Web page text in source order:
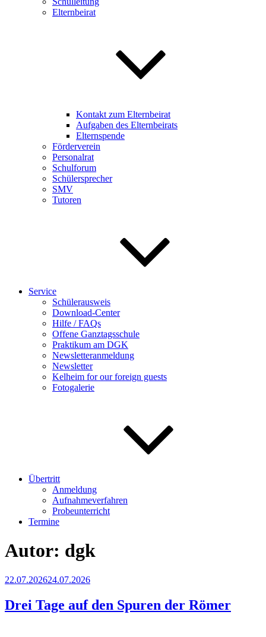
Elternbeirat
Kontakt zum Elternbeirat
Aufgaben des Elternbeirats
Elternspende
Förderverein
Personalrat
Schulforum
Schülersprecher
SMV
Tutoren
Service
Schülerausweis
Download-Center
Hilfe / FAQs
Offene Ganztagsschule
Praktikum am DGK
Newsletteranmeldung
Newsletter
Kelheim for our foreign guests
Fotogalerie
Übertritt
Anmeldung
Aufnahmeverfahren
Probeunterricht
Termine
Autor: dgk
Veröffentlicht
22.07.202624.07.2026
Drei Tage auf den Spuren der Römer